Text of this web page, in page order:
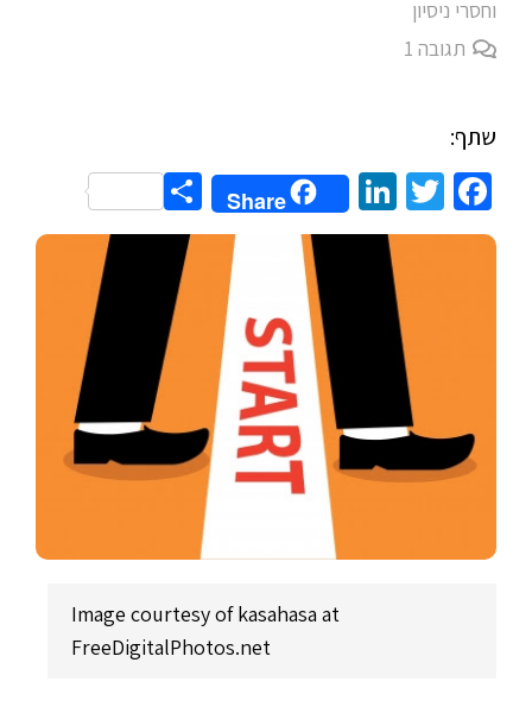
וחסרי ניסיון
תגובה
שתף:
Facebook
Twitter
LinkedIn
Share
Share
Image courtesy of kasahasa at
FreeDigitalPhotos.net